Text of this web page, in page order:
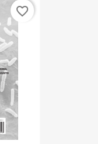
favorite_border